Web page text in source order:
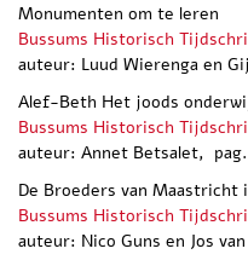
Monumenten om te leren
Bussums Historisch
auteur: Luud Wierenga en
Alef-Beth Het joods
Bussums Historisch
auteur: Annet Betsalet, pag.
De Broeders van Maastricht
Bussums Historisch
auteur: Nico Guns en Jos